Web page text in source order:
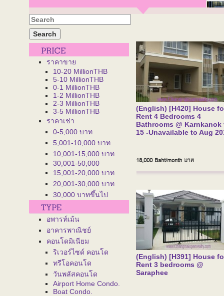
ราคาขาย
10-20 MillionTHB
5-10 MillionTHB
0-1 MillionTHB
1-2 MillionTHB
2-3 MillionTHB
3-5 MillionTHB
ราคาเช่า
0-5,000 บาท
5,001-10,000 บาท
10,001-15,000 บาท
30,001-50,000
15,001-20,000 บาท
20,001-30,000 บาท
30,000 บาทขึ้นไป
อพารท์เม้น
อาคารพาณิชย์
คอนโดมิเนียม
ริเวอร์ไซด์ คอนโด
ทรีโอคอนโด
วันพลัสคอนโด
Airport Home Condo.
Boat Condo.
(English) [H420] House
Rent 4 Bedrooms 4
Bathrooms @ Karnkanok
15 -Unavailable to Aug
18,000 Baht/month บาท
(English) [H391] House
Rent 3 bedrooms @
Saraphee